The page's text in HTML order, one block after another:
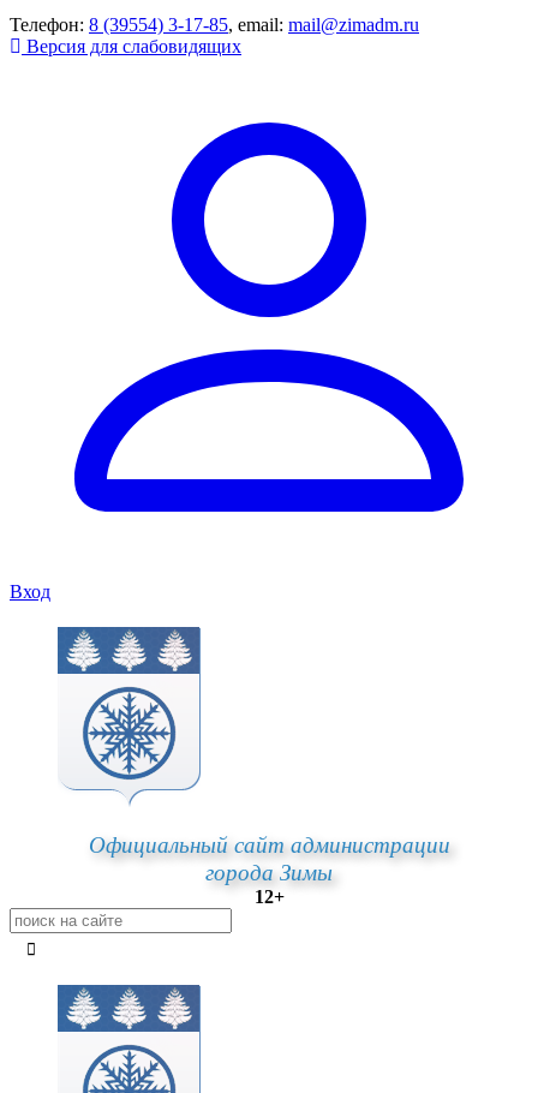
Телефон: 8 (39554) 3-17-85, email: mail@zimadm.ru
Версия для слабовидящих
Вход
Официальный сайт администрации
города Зимы
12+